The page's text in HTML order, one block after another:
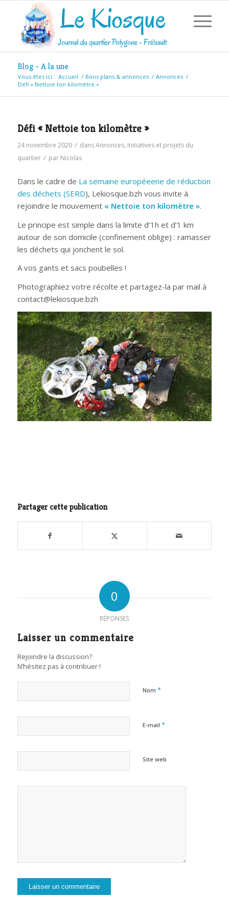
Blog - A la une
Vous êtes ici : Accueil / Bons plans & annonces / Annonces /
Défi « Nettoie ton kilomètre »
Défi « Nettoie ton kilomètre »
24 novembre 2020 / dansAnnonces, Initiatives et projets du
quartier / par Nicolas
Dans le cadre de La semaine européeene de réduction
des déchets (SERD), Lekiosque.bzh vous invite à
rejoindre le mouvement « Nettoie ton kilomètre ».
Le principe est simple dans la limite d’1h et d’1 km
autour de son domicile (confinement oblige) : ramasser
les déchets qui jonchent le sol.
A vos gants et sacs poubelles !
Photographiez votre récolte et partagez-la par mail à
contact@lekiosque.bzh
Partager cette publication
0
RÉPONSES
Laisser un commentaire
Rejoindre la discussion?
N’hésitez pas à contribuer !
Nom *
E-mail *
Site web